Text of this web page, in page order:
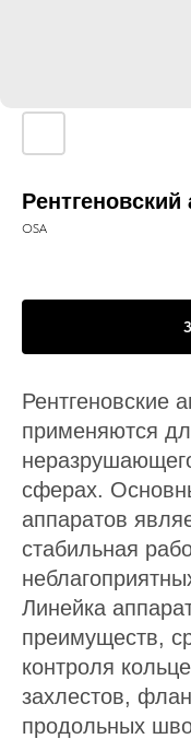
Рентгеновский
OSA
Рентгеновские
применяются
сферах.
аппаратов
стабильная
Линейка
преимуществ,
контроля
захлестов,
продольных